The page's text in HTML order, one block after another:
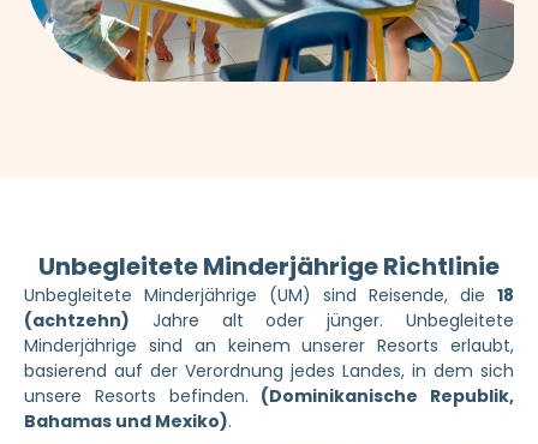
Unbegleitete Minderjährige Richtlinie
Unbegleitete Minderjährige (UM) sind Reisende, die 18
(achtzehn) Jahre alt oder jünger. Unbegleitete
Minderjährige sind an keinem unserer Resorts erlaubt,
basierend auf der Verordnung jedes Landes, in dem sich
unsere Resorts befinden. (Dominikanische Republik,
Bahamas und Mexiko).